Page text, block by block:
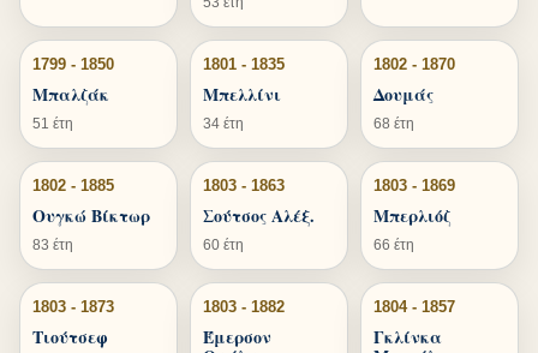
1799 - 1850
Μπαλζάκ
51 έτη
1801 - 1835
Μπελλίνι
34 έτη
1802 - 1870
Δουμάς
68 έτη
1802 - 1885
Ουγκώ Βίκτωρ
83 έτη
1803 - 1863
Σούτσος Αλέξ.
60 έτη
1803 - 1869
Μπερλιόζ
66 έτη
1803 - 1873
Τιούτσεφ
1803 - 1882
Έμερσον
1804 - 1857
Γκλίνκα